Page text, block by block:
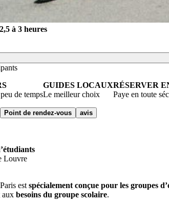
2,5 à 3 heures
de temps
GUIDES LOCAUX
Le meilleur choix
RÉSERVER
Paye en toute
Point de rendez-vous avis
Louvre
est spécialement conçue pour les groupes
aux besoins du groupe scolaire.